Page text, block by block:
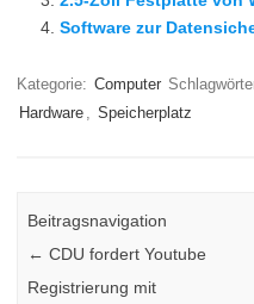
Software zur
Kategorie: Computer
Hardware , Speicherplatz
Beitragsnavigation
← CDU fordert Youtube
Registrierung mit